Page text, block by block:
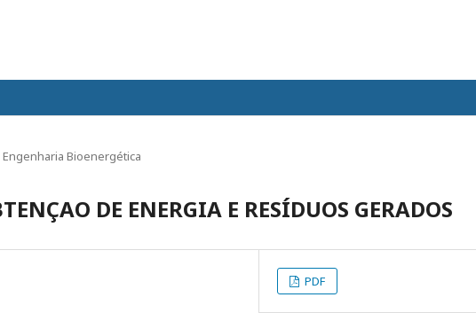
Engenharia Bioenergética
DE ENERGIA E RESÍDUOS GERADOS
PDF